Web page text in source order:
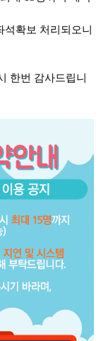
확보 처리되오니
한번 감사드립니